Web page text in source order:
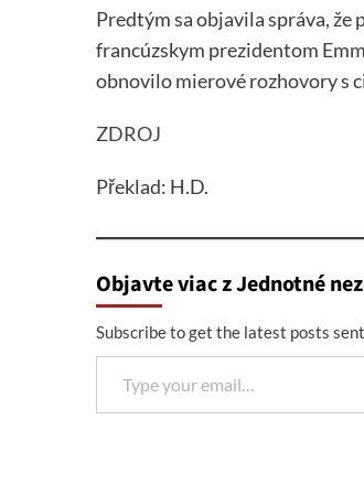
Predtým sa objavila správa,
francúzskym prezidentom
obnovilo mierové rozhovory s
ZDROJ
Překlad: H.D.
Objavte viac z Jednotné
Subscribe to get the latest posts
Type your email…